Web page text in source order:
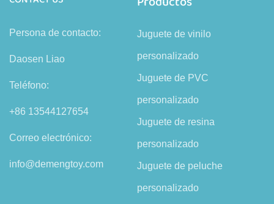
Persona de contacto:
Daosen Liao
Teléfono:
+86 13544127654
Correo electrónico:
info@demengtoy.com
Juguete de vinilo
personalizado
Juguete de PVC
personalizado
Juguete de resina
personalizado
Juguete de peluche
personalizado